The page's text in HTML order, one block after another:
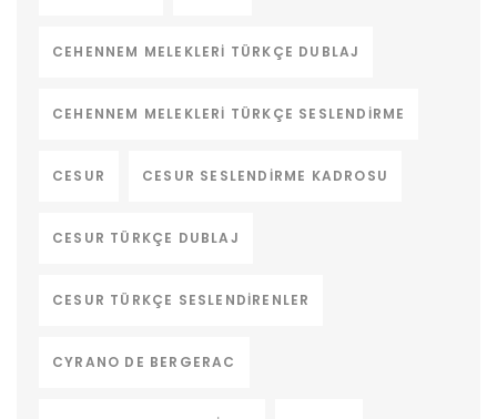
CEHENNEM MELEKLERI TÜRKÇE DUBLAJ
CEHENNEM MELEKLERI TÜRKÇE SESLENDIRME
CESUR CESUR SESLENDIRME KADROSU
CESUR TÜRKÇE DUBLAJ
CESUR TÜRKÇE SESLENDIRENLER
CYRANO DE BERGERAC